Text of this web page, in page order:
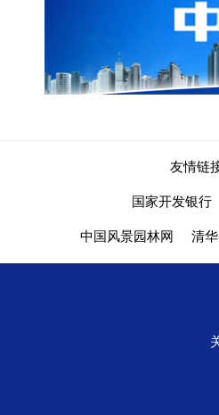
友情链
国家开发银行
中国风景园林网 清